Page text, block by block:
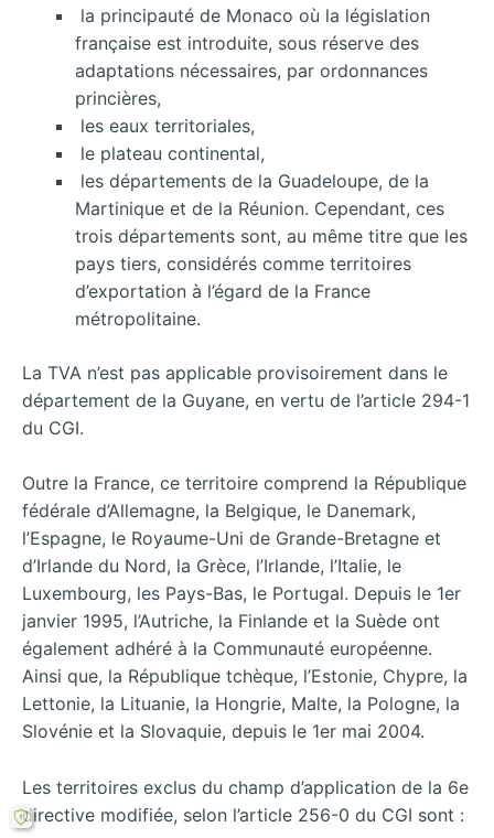
la principauté de Monaco où la législation
française est introduite, sous réserve des
adaptations nécessaires, par ordonnances
princières,
les eaux territoriales,
le plateau continental,
les départements de la Guadeloupe, de la
Martinique et de la Réunion. Cependant, ces
trois départements sont, au même titre que les
pays tiers, considérés comme territoires
d’exportation à l’égard de la France
métropolitaine.
La TVA n’est pas applicable provisoirement dans le
département de la Guyane, en vertu de l’article 294-1
du CGI.
Outre la France, ce territoire comprend la République
fédérale d’Allemagne, la Belgique, le Danemark,
l’Espagne, le Royaume-Uni de Grande-Bretagne et
d’Irlande du Nord, la Grèce, l’Irlande, l’Italie, le
Luxembourg, les Pays-Bas, le Portugal. Depuis le 1er
janvier 1995, l’Autriche, la Finlande et la Suède ont
également adhéré à la Communauté européenne.
Ainsi que, la République tchèque, l’Estonie, Chypre, la
Lettonie, la Lituanie, la Hongrie, Malte, la Pologne, la
Slovénie et la Slovaquie, depuis le 1er mai 2004.
Les territoires exclus du champ d’application de la 6e
directive modifiée, selon l’article 256-0 du CGI sont :